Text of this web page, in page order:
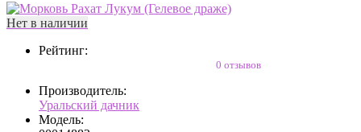
Нет в наличии
Рейтинг:
0 отзывов
Производитель:
Уральский дачник
Модель: